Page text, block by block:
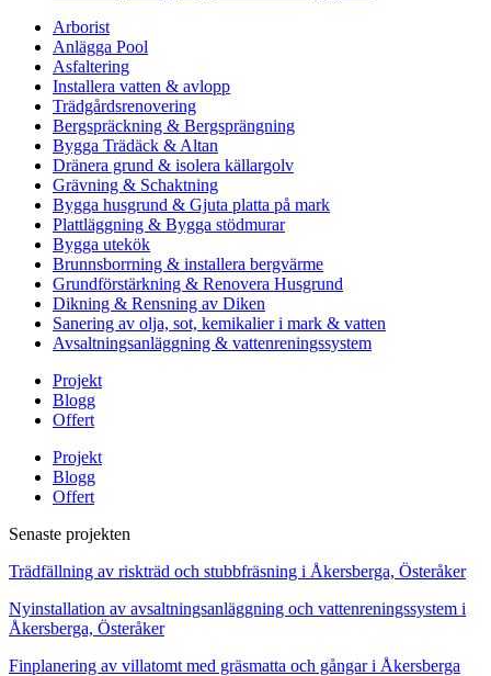
Arborist
Anlägga Pool
Asfaltering
Installera vatten & avlopp
Trädgårdsrenovering
Bergspräckning & Bergsprängning
Bygga Trädäck & Altan
Dränera grund & isolera källargolv
Grävning & Schaktning
Bygga husgrund & Gjuta platta på mark
Plattläggning & Bygga stödmurar
Bygga utekök
Brunnsborrning & installera bergvärme
Grundförstärkning & Renovera Husgrund
Dikning & Rensning av Diken
Sanering av olja, sot, kemikalier i mark & vatten
Avsaltningsanläggning & vattenreningssystem
Projekt
Blogg
Offert
Projekt
Blogg
Offert
Senaste projekten
Trädfällning av riskträd och stubbfräsning i Åkersberga, Österåker
Nyinstallation av avsaltningsanläggning och vattenreningssystem i
Åkersberga, Österåker
Finplanering av villatomt med gräsmatta och gångar i Åkersberga